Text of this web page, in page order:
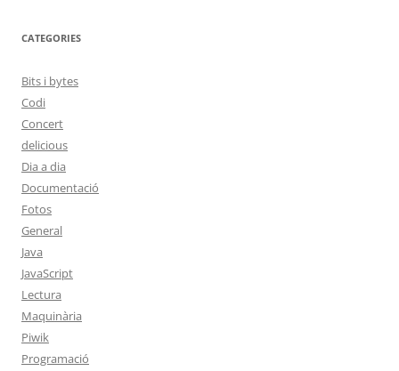
CATEGORIES
Bits i bytes
Codi
Concert
delicious
Dia a dia
Documentació
Fotos
General
Java
JavaScript
Lectura
Maquinària
Piwik
Programació